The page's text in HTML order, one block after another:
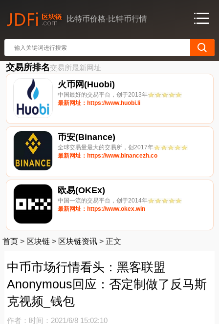
比特币价格·比特币行情
交易所排名交易所最新网址
火币网(Huobi)
中国最好的交易平台，创于2013年
最新网址：https://www.huobi.li
币安(Binance)
全球交易量最大的交易所，创2017年
最新网址：https://www.binancezh.co
欧易(OKEx)
中国一流的交易平台，创于2014年
最新网址：https://www.okex.win
首页 > 区块链 > 区块链资讯 > 正文
中币市场行情看头：黑客联盟
Anonymous回应：否定制做了反马斯
克视频_钱包
作者： 时间：2021/6/8 15:02:10